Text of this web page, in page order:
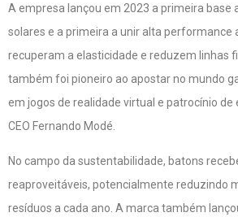
A empresa lançou em 2023 a primeira base
solares e a primeira a unir alta performance
recuperam a elasticidade e reduzem linhas
também foi pioneiro ao apostar no mundo
em jogos de realidade virtual e patrocínio de
CEO Fernando Modé.
No campo da sustentabilidade, batons
reaproveitáveis, potencialmente reduzindo
resíduos a cada ano. A marca também